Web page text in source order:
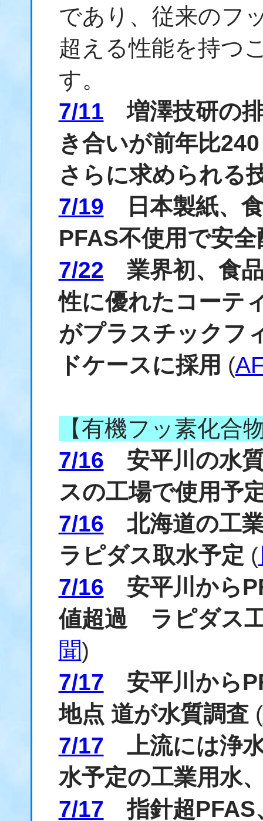
であり、従来のフ
超える性能を持つ
す。
7/11 増澤技研の
き合いが前年比
さらに求められる
7/19 日本製紙、
PFAS不使用で安全
7/22 業界初、食
性に優れたコーテ
がプラスチックフ
ドケースに採用 (
【有機フッ素化合
7/16 安平川の水
スの工場で使用予
7/16 北海道の工
ラピダス取水予定 (
7/16 安平川から
値超過 ラピダス
聞)
7/17 安平川から
地点 道が水質調査 (
7/17 上流には浄
水予定の工業用水
7/17 指針超PFAS